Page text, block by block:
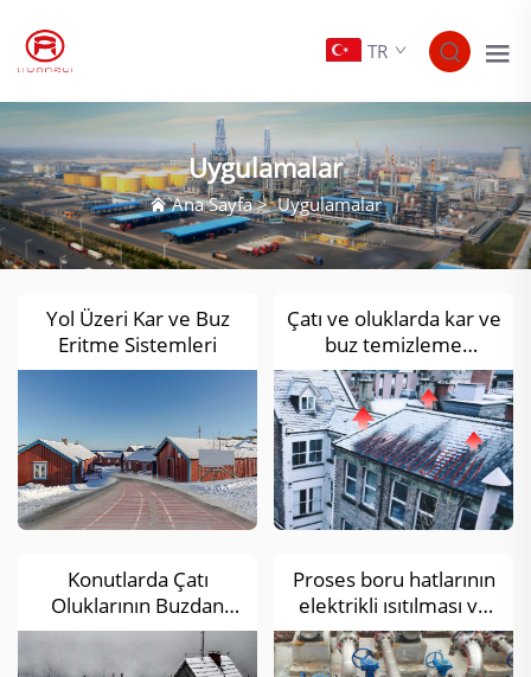
TR
Uygulamalar
Ana Sayfa>Uygulamalar
Yol Üzeri Kar ve Buz
Eritme Sistemleri
Çatı ve oluklarda kar ve
buz temizleme
elektrikli ısıtma sistemi
Konutlarda Çatı
Oluklarının Buzdan
Arındırılması için
Elektrikli Isıtma
Proses boru hatlarının
elektrikli ısıtılması ve
sıcaklık koruma